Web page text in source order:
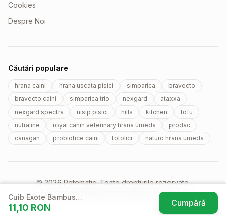
Cuib Exote Bambus
9x10 cm 5600
11,10 RON Cumpără
(se
Cookies
Despre Noi
Căutări populare
hrana caini hrana uscata pisici simparica
bravecto
bravecto caini
simparica trio nexgard
ataxxa
nexgard spectra
nisip pisici hills kitchen
tofu
nutraline
royal canin veterinary hrana umeda
prodac
canagan
probiotice caini totolici naturo hrana umeda
© 2026 Petomatic. Toate drepturile rezervate.
Construit din ❤️ pentru animalele noastre.